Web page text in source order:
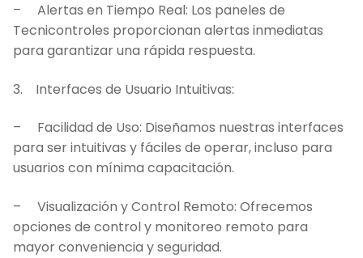
– Alertas en Tiempo Real: Los paneles de
Tecnicontroles proporcionan alertas inmediatas
para garantizar una rápida respuesta.
3. Interfaces de Usuario Intuitivas:
– Facilidad de Uso: Diseñamos nuestras interfaces
para ser intuitivas y fáciles de operar, incluso para
usuarios con mínima capacitación.
– Visualización y Control Remoto: Ofrecemos
opciones de control y monitoreo remoto para
mayor conveniencia y seguridad.